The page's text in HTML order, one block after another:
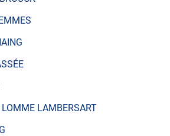
LAMBERSART